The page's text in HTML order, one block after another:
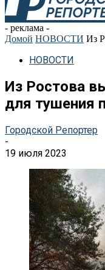
- реклама -
Домой НОВОСТИ Из
НОВОСТИ
Из Ростова
для тушения
Городской Репортер
-
19 июля 2023